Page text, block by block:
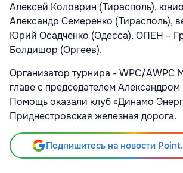
Алексей Коловрин (Тирасполь),
Александр Семеренко (Тирасполь),
Юрий Осадченко (Одесса), ОПЕН –
Болдишор (Оргеев).
Организатор турнира - WPC/AWPC
главе с председателем
Помощь оказали клуб «Динамо
Приднестровская железная дорога.
Подпишитесь на новости